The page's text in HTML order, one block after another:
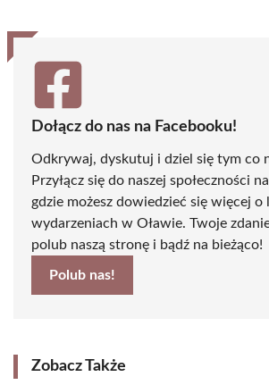
Dołącz do nas na Facebooku!
Odkrywaj, dyskutuj i dziel się tym co
Przyłącz się do naszej społeczności
gdzie możesz dowiedzieć się więcej o
wydarzeniach w Oławie. Twoje
polub naszą stronę i bądź na bieżąco!
Polub nas!
Zobacz Także